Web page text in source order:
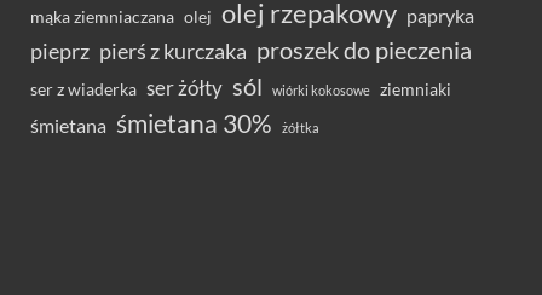
mąka ziemniaczana olej olej rzepakowy papryka
pieprz pierś z kurczaka proszek do pieczenia
ser z wiaderka ser żółty sól wiórki kokosowe ziemniaki
śmietana śmietana 30% żółtka